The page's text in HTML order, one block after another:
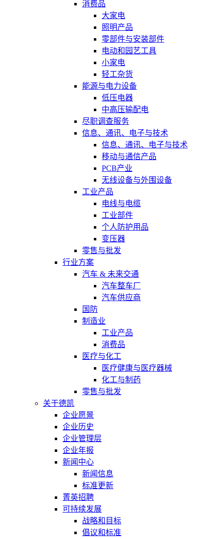
消费品
大家电
照明产品
零部件与安装部件
电动和园艺工具
小家电
轻工杂货
能源与电力设备
低压电器
中高压输配电
尽职调查服务
信息、通讯、电子与技术
信息、通讯、电子与技术
移动与通信产品
PCB产业
无线设备与外围设备
工业产品
电线与电缆
工业部件
个人防护用品
变压器
零售与批发
行业方案
汽车 & 未来交通
汽车整车厂
汽车供应商
国防
制造业
工业产品
消费品
医疗与化工
医疗健康与医疗器械
化工与制药
零售与批发
关于德凯
企业愿景
企业历史
企业管理层
企业年报
新闻中心
新闻信息
标准更新
菁英招聘
可持续发展
战略和目标
倡议和标准